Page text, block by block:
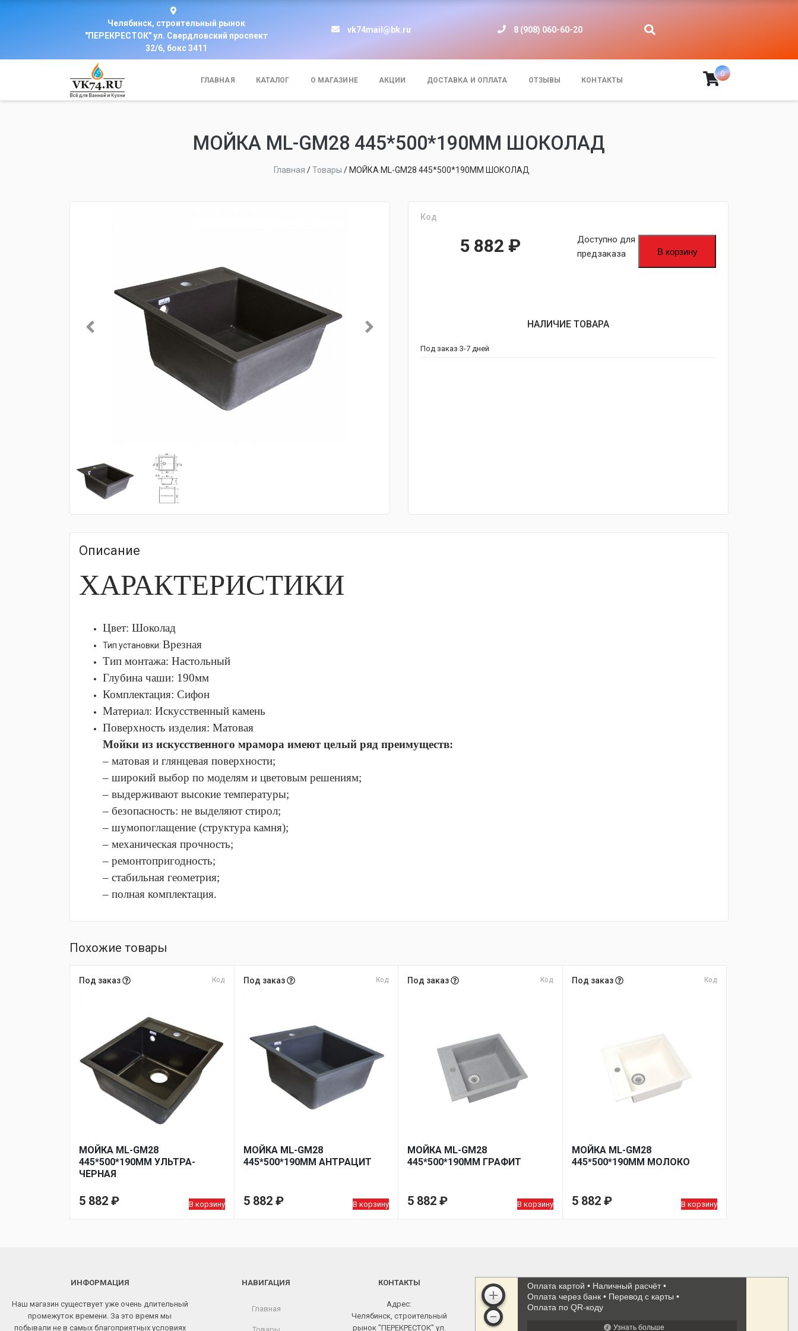
Челябинск, строительный рынок
"ПЕРЕКРЕСТОК" ул. Свердловский проспект
32/6, бокс 3411
vk74mail@bk.ru 8 (908) 060-60-20
ГЛАВНАЯ КАТАЛОГ О МАГАЗИНЕ АКЦИИ ДОСТАВКА И ОПЛАТА ОТЗЫВЫ КОНТАКТЫ
0
МОЙКА ML-GM28 445*500*190ММ ШОКОЛАД
Главная /Товары / МОЙКА ML-GM28 445*500*190ММ ШОКОЛАД
Код
5 882 ₽
Доступно для
предзаказа
В корзину
НАЛИЧИЕ ТОВАРА
Под заказ 3-7 дней
Описание
ХАРАКТЕРИСТИКИ
Цвет: Шоколад
Тип установки: Врезная
Тип монтажа: Настольный
Глубина чаши: 190мм
Комплектация: Сифон
Материал: Искусственный камень
Поверхность изделия: Матовая
Мойки из искусственного мрамора имеют целый ряд преимуществ:
– матовая и глянцевая поверхности;
– широкий выбор по моделям и цветовым решениям;
– выдерживают высокие температуры;
– безопасность: не выделяют стирол;
– шумопоглащение (структура камня);
– механическая прочность;
– ремонтопригодность;
– стабильная геометрия;
– полная комплектация.
Похожие товары
Под заказ Код
МОЙКА ML-GM28
445*500*190ММ УЛЬТРА-
ЧЕРНАЯ
5 882 ₽ В корзину
Под заказ Код
МОЙКА ML-GM28
445*500*190ММ АНТРАЦИТ
5 882 ₽ В корзину
Под заказ Код
МОЙКА ML-GM28
445*500*190ММ ГРАФИТ
5 882 ₽ В корзину
Под заказ Код
МОЙКА ML-GM28
445*500*190ММ МОЛОКО
5 882 ₽ В корзину
ИНФОРМАЦИЯ
Наш магазин существует уже очень длительный
промежуток времени. За это время мы
побывали не в самых благоприятных условиях
НАВИГАЦИЯ
Главная
КОНТАКТЫ
Адрес:
Челябинск, строительный
рынок "ПЕРЕКРЕСТОК" ул.